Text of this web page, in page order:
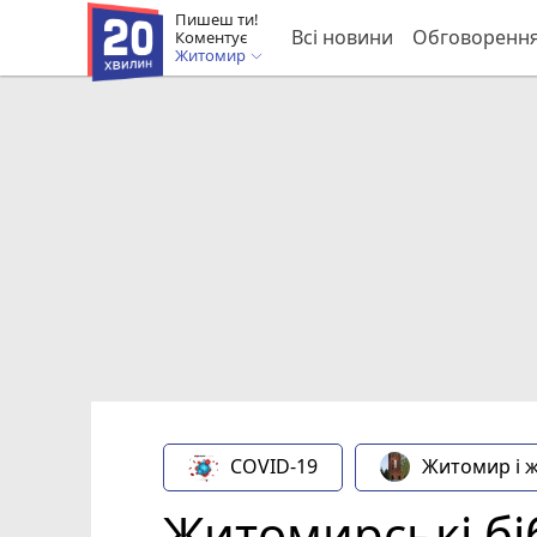
Пишеш ти!
Коментує
Житомир
Всі новини
COVID-19 Житомир і